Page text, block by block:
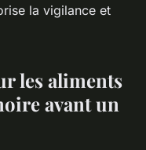
la vigilance et
les aliments
avant un